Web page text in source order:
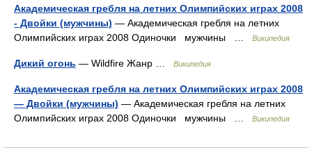
Академическая гребля на летних Олимпийских играх 2008
- Двойки (мужчины) — Академическая гребля на летних
Олимпийских играх 2008 Одиночки мужчины …
Википедия
Дикий огонь — Wildfire Жанр … Википедия
Академическая гребля на летних Олимпийских играх 2008
— Двойки (мужчины) — Академическая гребля на летних
Олимпийских играх 2008 Одиночки мужчины …
Википедия